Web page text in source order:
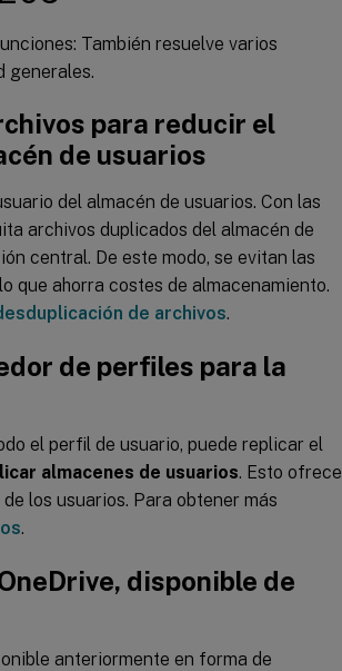
También resuelve varios
generales.
para reducir el
de usuarios
del almacén de usuarios. Con las
archivos duplicados del almacén de
central. De este modo, se evitan las
que ahorra costes de almacenamiento.
de archivos.
de perfiles para la
el perfil de usuario, puede replicar el
almacenes de usuarios. Esto ofrece
los usuarios. Para obtener más
.
disponible de
anteriormente en forma de